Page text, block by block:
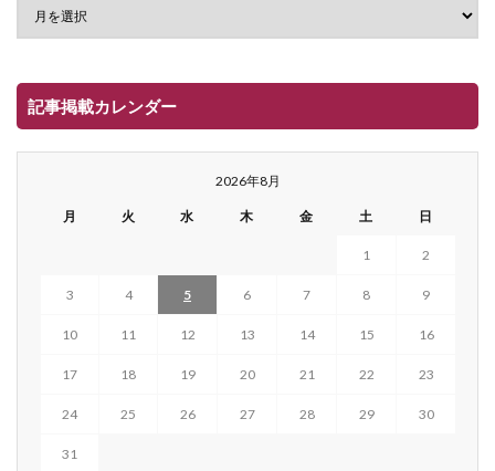
記事掲載カレンダー
2026年8月
月 火 水 木 金 土 日
1 2
3 4 5 6 7 8 9
10 11 12 13 14 15 16
17 18 19 20 21 22 23
24 25 26 27 28 29 30
31